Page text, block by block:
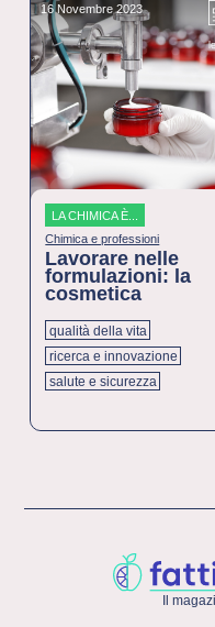
16 Novembre 2023
LA CHIMICA È...
Chimica e professioni
Lavorare nelle
formulazioni: la
cosmetica
qualità della vita
ricerca e innovazione
salute e sicurezza
Il